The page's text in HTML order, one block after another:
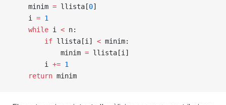
    minim
= llista[0]
    i
= 1
    while
i < n:
        if
llista[i] < minim:
            minim
= llista[i]
        i
+= 1
    return
minim